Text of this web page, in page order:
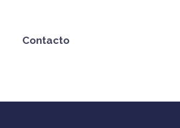
Contacto